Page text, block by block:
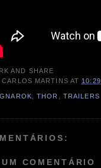
CARLOS MARTINS AT 10:29
,THOR TRAILERS
COMENTÁRIO